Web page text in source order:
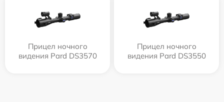
Прицел ночного
видения Pard DS3570
Прицел ночного
видения Pard DS3550